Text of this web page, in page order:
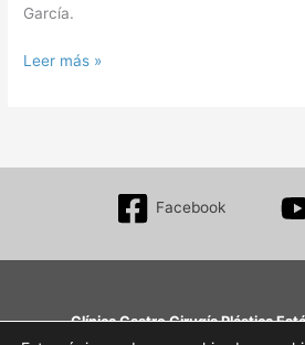
García.
Video
Leer más »
Facebook
Clínica Castro Cirugía Plástica